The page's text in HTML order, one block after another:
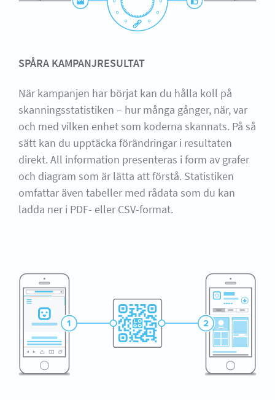
SPÅRA KAMPANJRESULTAT
När kampanjen har börjat kan du hålla koll på
skanningsstatistiken – hur många gånger, när, var
och med vilken enhet som koderna skannats. På så
sätt kan du upptäcka förändringar i resultaten
direkt. All information presenteras i form av grafer
och diagram som är lätta att förstå. Statistiken
omfattar även tabeller med rådata som du kan
ladda ner i PDF- eller CSV-format.